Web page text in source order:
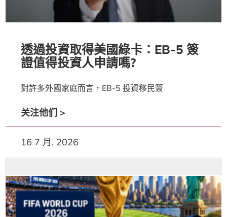
透過投資取得美國綠卡：EB-5 簽
證值得投資人申請嗎?
對許多外國家庭而言，EB-5 投資移民簽
关注他们 >
16 7 月, 2026